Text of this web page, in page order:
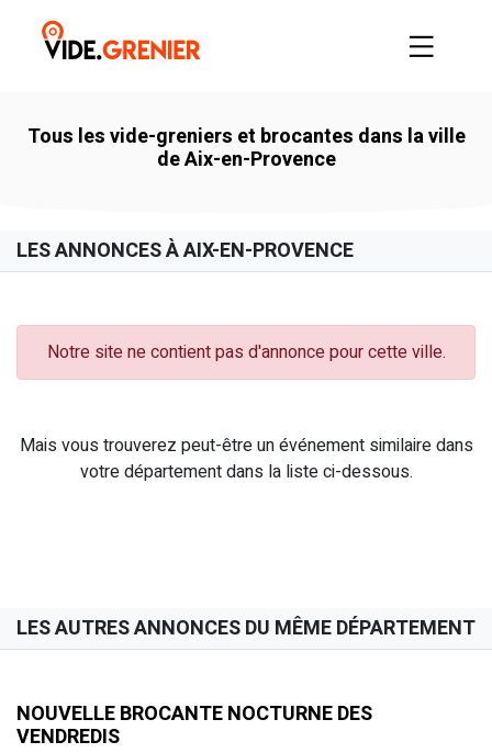
Tous les vide-greniers et brocantes dans la ville
de Aix-en-Provence
LES ANNONCES À AIX-EN-PROVENCE
Notre site ne contient pas d'annonce pour cette ville.
Mais vous trouverez peut-être un événement similaire dans
votre département dans la liste ci-dessous.
LES AUTRES ANNONCES DU MÊME DÉPARTEMENT
NOUVELLE BROCANTE NOCTURNE DES
VENDREDIS